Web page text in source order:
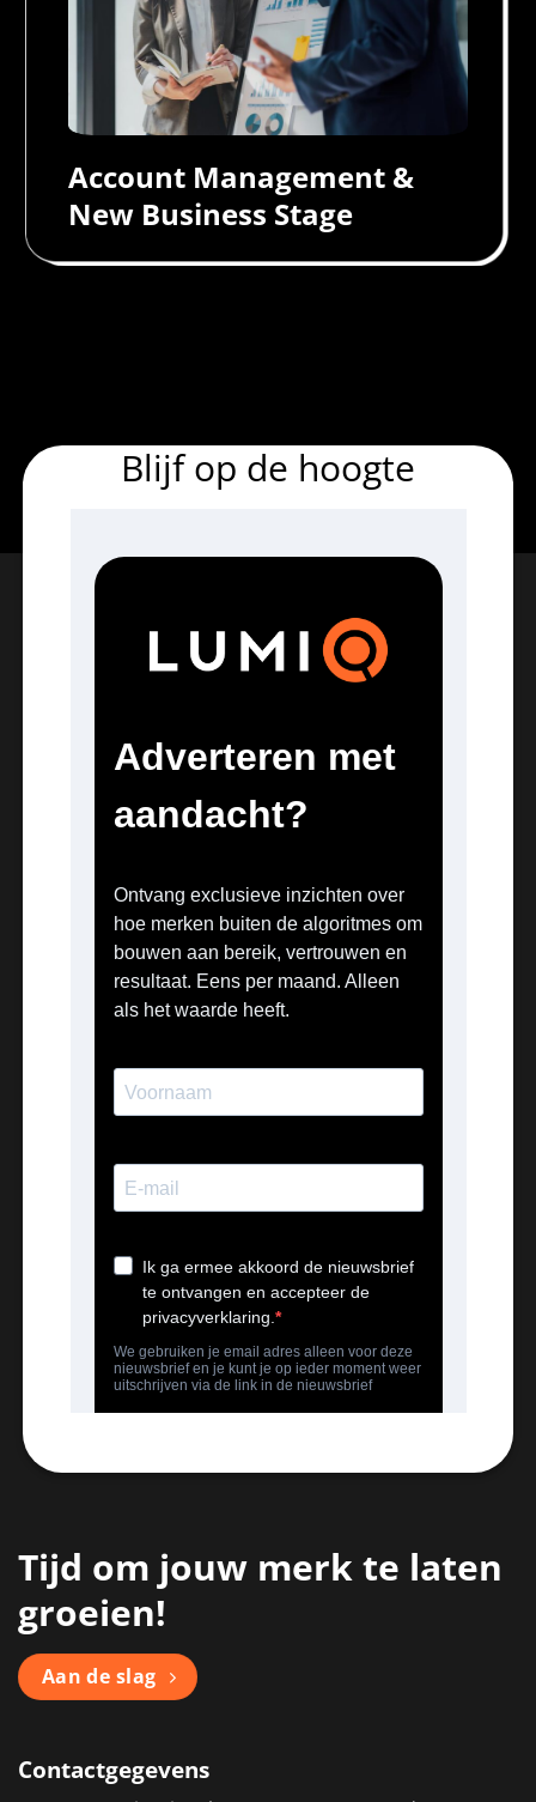
Account Management &
New Business Stage
Blijf op de hoogte
Tijd om jouw merk te laten
groeien!
Aan de slag
Contactgegevens